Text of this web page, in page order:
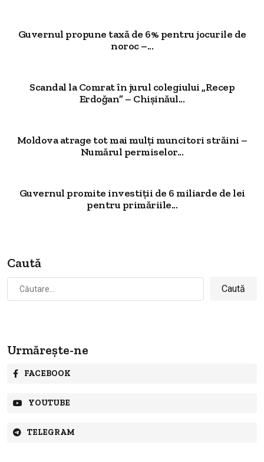
Guvernul propune taxă de 6% pentru jocurile de
noroc –...
Scandal la Comrat în jurul colegiului „Recep
Erdoğan” – Chișinăul...
Moldova atrage tot mai mulți muncitori străini –
Numărul permiselor...
Guvernul promite investiții de 6 miliarde de lei
pentru primăriile...
Caută
Caută
după:
Urmărește-ne
FACEBOOK
YOUTUBE
TELEGRAM